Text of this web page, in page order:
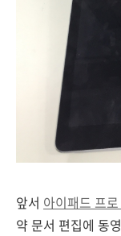
앞서 아이패드 프
약 문서 편집에 동